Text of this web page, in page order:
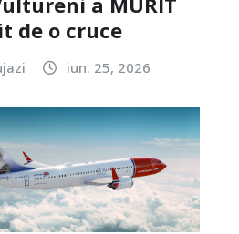
de o cruce
iun. 25, 2026